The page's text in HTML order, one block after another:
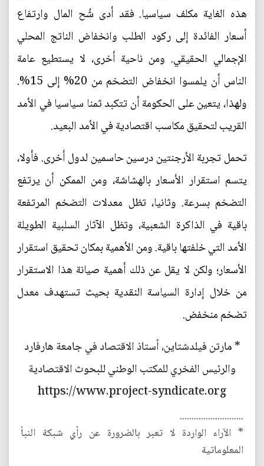
هذه الغاية مكلف سياسيا. فقد أدى شُح المال وارتفاع
أسعار الفائدة إلى ركود الطلب وانخفاض الناتج المحلي
الإجمالي الحقيقي. ومن ناحية أخرى، لا يستطيع عامة
الناس أن يلمسوا انخفاض التضخم من 20% إلى 15%.
ولهذا، يتعين على الحكومة أن تتكبد ثمنا سياسيا في الأمد
القريب لتحقيق مكاسب اقتصادية في الأمد البعيد.
تحمل تجربة الأرجنتين درسين حاسمين لدول أخرى. فأولا،
يتسم استقرار الأسعار بالهشاشة، ومن الممكن أن يرتفع
التضخم بسرعة. وثانيا، تظل معدلات التضخم المرتفعة
باقية في الذاكرة الشعبية، وتظل الآثار السلبية الطويلة
الأمد التي خلفتها باقية. ومن الأهمية بمكان تحقيق استقرار
الأسعار؛ ولكن لا يقل عن ذلك أهمية صيانة هذا الاستقرار
من خلال إدارة السياسة النقدية بحيث تستهدف معدل
تضخم منخفض.
* مارتن فيلدشتاين، أستاذ الاقتصاد في جامعة هارفارد
والرئيس الفخري للمكتب الوطني للبحوث الاقتصادية
https://www.project-syndicate.org
...........................
* الآراء الواردة لا تعبر بالضرورة عن رأي شبكة النبأ
المعلوماتية